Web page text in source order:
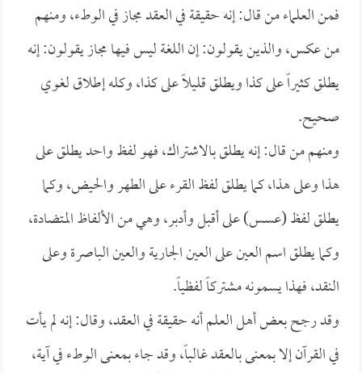
فمن العلماء من قال: إنه حقيقة في العقد مجاز في الوطء، ومنهم
من عكس، والذين يقولون: إن اللغة ليس فيها مجاز يقولون: إنه
يطلق كثيراً على كذا ويطلق قليلاً على كذا، وكله إطلاق لغوي
صحيح.
ومنهم من قال: إنه يطلق بالاشتراك، فهو لفظ واحد يطلق على
هذا وعلى هذا، كما يطلق لفظ القرء على الطهر والحيض، وكما
يطلق لفظ (عسس) على أقبل وأدبر، وهي من الألفاظ المتضادة،
وكما يطلق اسم العين على العين الجارية والعين الباصرة وعلى
النقد، فهذا يسمونه مشتركاً لفظياً.
وقد رجح بعض أهل العلم أنه حقيقة في العقد، وقال: إنه لم يأت
في القرآن إلا بمعنى بالعقد غالباً، وقد جاء بمعنى الوطء في آية،